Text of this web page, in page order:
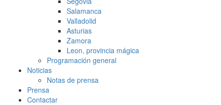
Salamanca
Valladolid
Asturias
Zamora
Leon, provincia mágica
Programación general
Noticias
Notas de prensa
Prensa
Contactar